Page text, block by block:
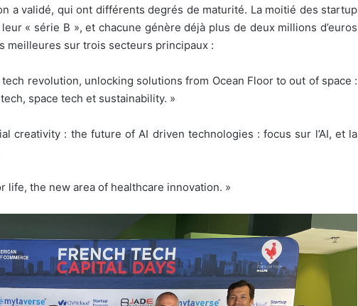
a validé, qui ont différents degrés de maturité. La moitié des startup
« série B », et chacune génère déjà plus de deux millions d’euros
meilleures sur trois secteurs principaux :
revolution, unlocking solutions from Ocean Floor to out of space :
space tech et sustainability. »
creativity : the future of AI driven technologies : focus sur l’AI, et la
life, the new area of healthcare innovation. »